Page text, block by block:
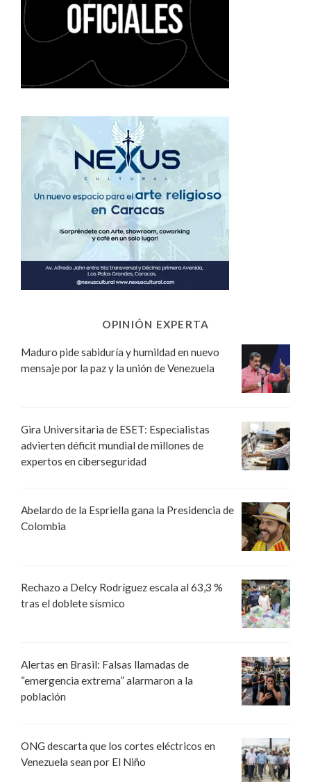
OPINIÓN EXPERTA
Maduro pide sabiduría y humildad en nuevo
mensaje por la paz y la unión de Venezuela
Gira Universitaria de ESET: Especialistas
advierten déficit mundial de millones de
expertos en ciberseguridad
Abelardo de la Espriella gana la Presidencia de
Colombia
Rechazo a Delcy Rodríguez escala al 63,3 %
tras el doblete sísmico
Alertas en Brasil: Falsas llamadas de
“emergencia extrema” alarmaron a la
población
ONG descarta que los cortes eléctricos en
Venezuela sean por El Niño